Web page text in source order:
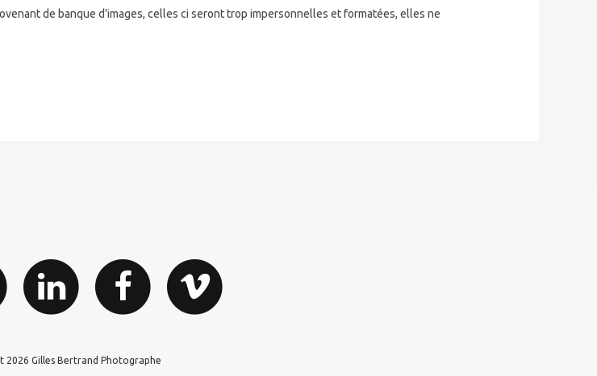
de banque d'images, celles ci seront trop impersonnelles et formatées, elles ne
2026 Gilles Bertrand Photographe